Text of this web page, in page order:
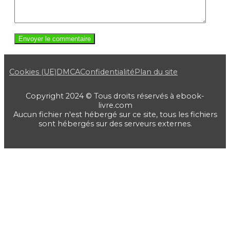
Cookies (UE)DMCAConfidentialitéPlan du site
Copyright 2024 © Tous droits réservés à ebook-
livre.com
Aucun fichier n'est hébergé sur ce site, tous les fichiers
sont hébergés sur des serveurs externes.